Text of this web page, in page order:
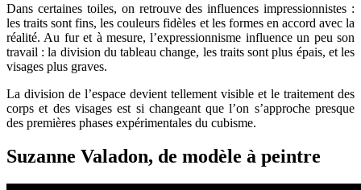
Dans certaines toiles, on retrouve des influences impressionnistes :
les traits sont fins, les couleurs fidèles et les formes en accord avec la
réalité. Au fur et à mesure, l’expressionnisme influence un peu son
travail : la division du tableau change, les traits sont plus épais, et les
visages plus graves.
La division de l’espace devient tellement visible et le traitement des
corps et des visages est si changeant que l’on s’approche presque
des premières phases expérimentales du cubisme.
Suzanne Valadon, de modèle à peintre